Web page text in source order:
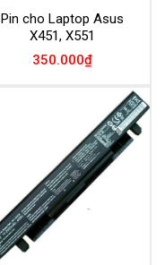
Pin cho Laptop Asus
X451, X551
350.000₫